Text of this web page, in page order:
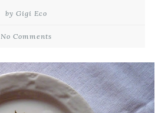
by Gigi Eco
No Comments